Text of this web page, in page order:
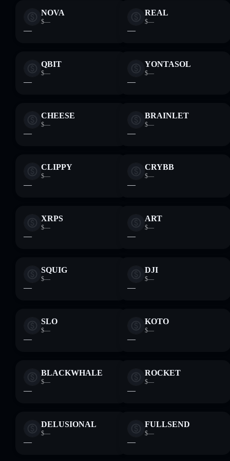
NOVA
$—
—
REAL
$—
—
QBIT
$—
—
YONTASOL
$—
—
CHEESE
$—
—
BRAINLET
$—
—
CLIPPY
$—
—
CRYBB
$—
—
XRPS
$—
—
ART
$—
—
SQUIG
$—
—
DJI
$—
—
SLO
$—
—
KOTO
$—
—
BLACKWHALE
$—
—
ROCKET
$—
—
DELUSIONAL
$—
—
FULLSEND
$—
—